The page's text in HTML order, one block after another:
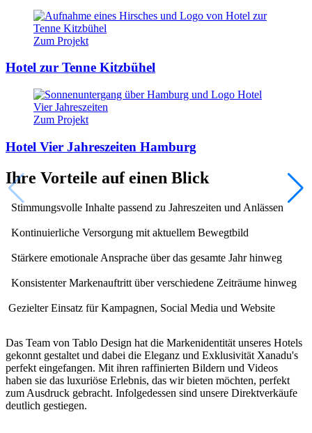
Zum Projekt
Hotel zur Tenne Kitzbühel
Zum Projekt
Hotel Vier Jahreszeiten Hamburg
Ihre Vorteile auf einen Blick
Stimmungsvolle Inhalte passend zu Jahreszeiten und Anlässen
Kontinuierliche Versorgung mit aktuellem Bewegtbild
Stärkere emotionale Ansprache über das gesamte Jahr hinweg
Konsistenter Markenauftritt über verschiedene Zeiträume hinweg
Gezielter Einsatz für Kampagnen, Social Media und Website
Das Team von Tablo Design hat die Markenidentität unseres Hotels
gekonnt gestaltet und dabei die Eleganz und Exklusivität Xanadu's
perfekt eingefangen. Mit ihren raffinierten Bildern und Videos
haben sie das luxuriöse Erlebnis, das wir bieten möchten, perfekt
zum Ausdruck gebracht. Infolgedessen sind unsere Direktverkäufe
deutlich gestiegen.
Die Zusammenarbeit mit Tablo ist seit dem ersten Tag eine große
Freude. Wir schätzen die außergewöhnliche Flexibilität, Kreativität
und die makellose Umsetzung unserer Projekte sehr. Für uns ist das
Team nicht nur ein verlässlicher Partner, sondern eine wertvolle
Erweiterung unserer HVJ-Familie!
Seit vielen Jahren begleitet uns Tablo im Bereich Grafik, Webdesign
und Videografie – mit einem klaren Blick, einem feinen Gespür für
unsere Markenidentität und der nötigen Ruhe im kreativen Prozess.
Was uns verbindet, ist mehr als nur das Ergebnis: Es ist das
gemeinsame Verständnis für Qualität, für Ästhetik und für die